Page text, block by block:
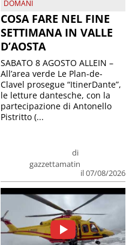
DOMANI
COSA FARE NEL FINE
SETTIMANA IN VALLE
D’AOSTA
di
gazzettamatin
il 07/08/2026
SABATO 8 AGOSTO ALLEIN –
All’area verde Le Plan-de-
Clavel prosegue “ItinerDante”,
le letture dantesche, con la
partecipazione di Antonello
Pistritto (...